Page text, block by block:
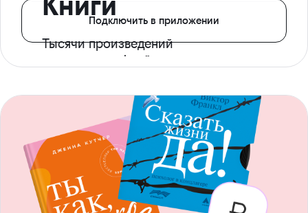
Тысячи произведений
с доступом офлайн
Подключить в приложении